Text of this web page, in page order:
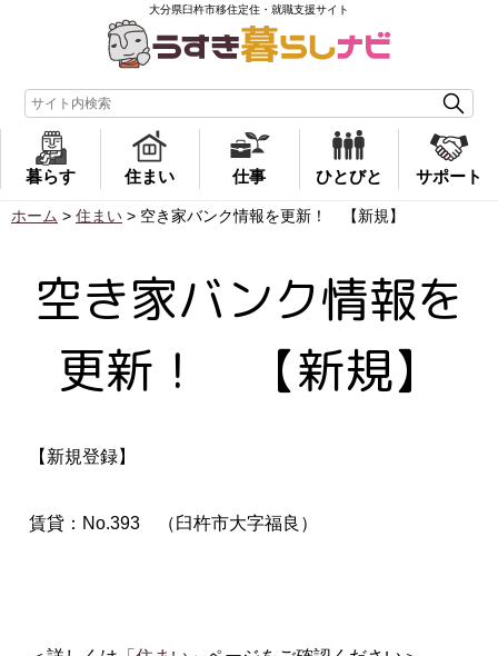
大分県臼杵市移住定住・就職支援サイト
暮らす 住まい 仕事 ひとびと サポート
ホーム > 住まい > 空き家バンク情報を更新！ 【新規】
空き家バンク情報を
更新！ 【新規】
【新規登録】
賃貸：No.393 （臼杵市大字福良）